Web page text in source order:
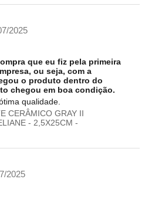
2025
que eu fiz pela primeira
ou seja, com a
o produto dentro do
chegou em boa condição.
qualidade.
CERÂMICO GRAY II
- 2,5X25CM -
2025